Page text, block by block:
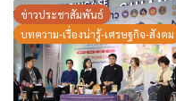
ข่าวประชาสัมพันธ์
บทความ-เรื่องน่ารู้-เศรษฐกิจ-สังคม